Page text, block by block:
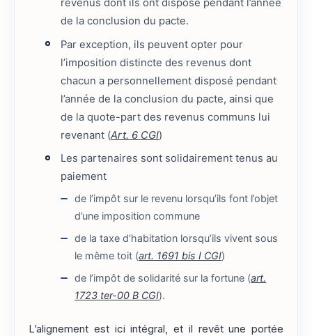
revenus dont ils ont disposé pendant l’année
de la conclusion du pacte.
Par exception, ils peuvent opter pour
l’imposition distincte des revenus dont
chacun a personnellement disposé pendant
l’année de la conclusion du pacte, ainsi que
de la quote-part des revenus communs lui
revenant (Art. 6 CGI)
Les partenaires sont solidairement tenus au
paiement
de l’impôt sur le revenu lorsqu’ils font l’objet
d’une imposition commune
de la taxe d’habitation lorsqu’ils vivent sous
le même toit (art. 1691 bis I CGI)
de l’impôt de solidarité sur la fortune (art.
1723 ter-00 B CGI).
L’alignement est ici intégral, et il revêt une portée